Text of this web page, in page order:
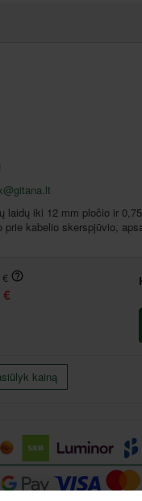
laidų iki 12 mm pločio ir
kabelio skerspjūvio,
kainą